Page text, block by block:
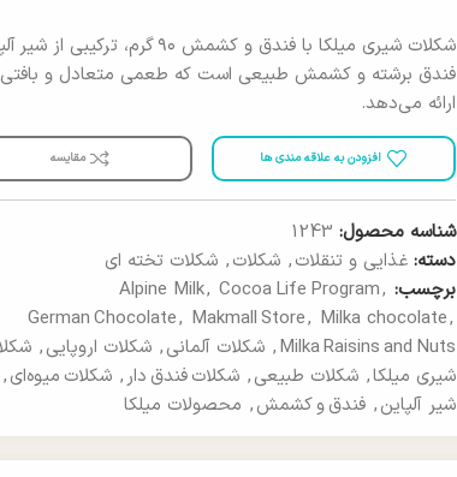
شکلات شیری میلکا با فندق و کشمش ۹۰ گرم، ترکیبی از
فندق برشته و کشمش طبیعی است که طعمی متعادل و بافتی
ارائه می‌دهد.
افزودن به علاقه مندی ها مقایسه
شناسه محصول: 1243
دسته: غذایی و تنقلات, شکلات, شکلات تخته ای
برچسب:
Alpine Milk, Cocoa Life Program,
German Chocolate, Makmall Store, Milka chocolate,
Milka Raisins and Nuts
, شکلات آلمانی, شکلات اروپایی,
شیری میلکا, شکلات طبیعی, شکلات فندق دار, شکلات میوه‌ای,
شیر آلپاین, فندق و کشمش, محصولات میلکا